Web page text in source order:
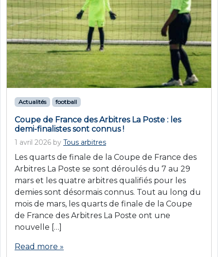
Actualités football
Coupe de France des Arbitres La Poste : les
demi-finalistes sont connus !
1 avril 2026 by Tous arbitres
Les quarts de finale de la Coupe de France des
Arbitres La Poste se sont déroulés du 7 au 29
mars et les quatre arbitres qualifiés pour les
demies sont désormais connus. Tout au long du
mois de mars, les quarts de finale de la Coupe
de France des Arbitres La Poste ont une
nouvelle […]
Read more »